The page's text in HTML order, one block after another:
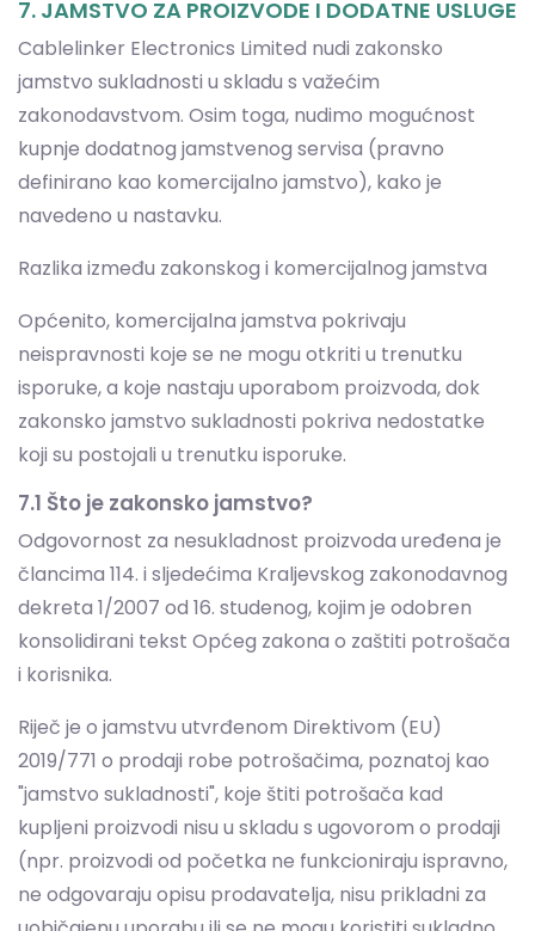
kupnje dodatnog jamstvenog servisa (pravno
definirano kao komercijalno jamstvo), kako je
navedeno u nastavku.
Razlika između zakonskog i komercijalnog jamstva
Općenito, komercijalna jamstva pokrivaju
neispravnosti koje se ne mogu otkriti u trenutku
isporuke, a koje nastaju uporabom proizvoda, dok
zakonsko jamstvo sukladnosti pokriva nedostatke
koji su postojali u trenutku isporuke.
7.1 Što je zakonsko jamstvo?
Odgovornost za nesukladnost proizvoda uređena je
člancima 114. i sljedećima Kraljevskog zakonodavnog
dekreta 1/2007 od 16. studenog, kojim je odobren
konsolidirani tekst Općeg zakona o zaštiti potrošača
i korisnika.
Riječ je o jamstvu utvrđenom Direktivom (EU)
2019/771 o prodaji robe potrošačima, poznatoj kao
"jamstvo sukladnosti", koje štiti potrošača kad
(npr. proizvodi od početka ne funkcioniraju ispravno,
ne odgovaraju opisu prodavatelja, nisu prikladni za
uobičajenu uporabu ili se ne mogu koristiti sukladno
opisu prodavatelja).
Zakonsko jamstvo primjenjuje se samo na potrošače,
tj. na one koji proizvode kupuju za neprofesionalnu